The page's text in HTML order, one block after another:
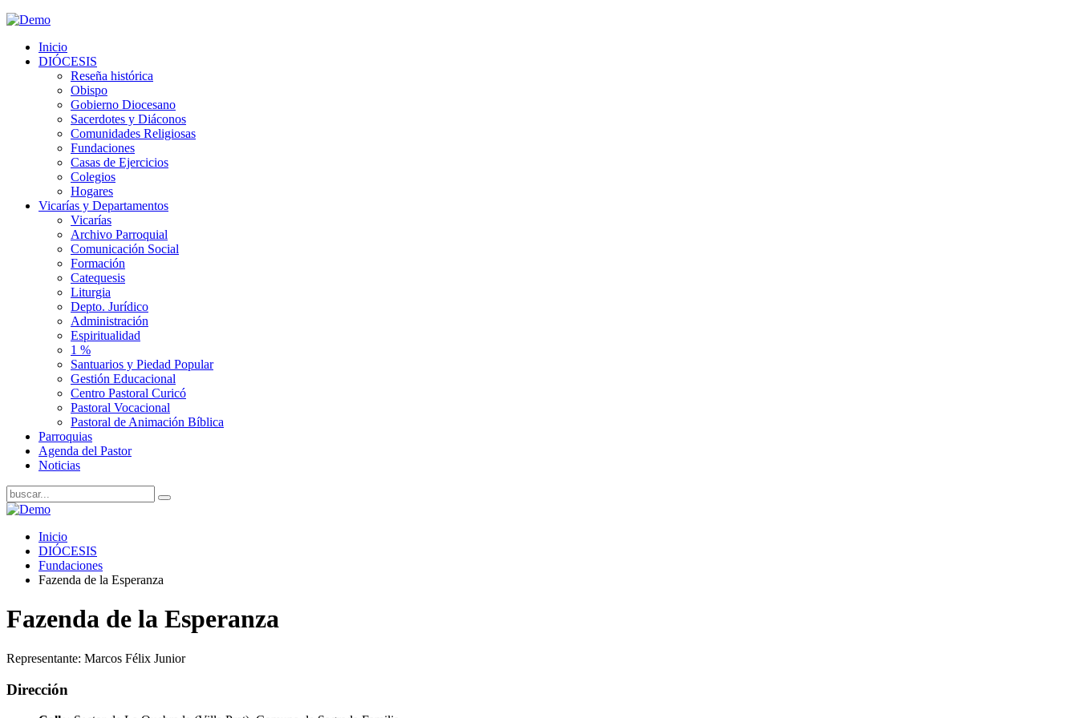
Inicio
DIÓCESIS
Reseña histórica
Obispo
Gobierno Diocesano
Sacerdotes y Diáconos
Comunidades Religiosas
Fundaciones
Casas de Ejercicios
Colegios
Hogares
Vicarías y Departamentos
Vicarías
Archivo Parroquial
Comunicación Social
Formación
Catequesis
Liturgia
Depto. Jurídico
Administración
Espiritualidad
1 %
Santuarios y Piedad Popular
Gestión Educacional
Centro Pastoral Curicó
Pastoral Vocacional
Pastoral de Animación Bíblica
Parroquias
Agenda del Pastor
Noticias
Inicio
DIÓCESIS
Fundaciones
Fazenda de la Esperanza
Fazenda de la Esperanza
Representante: Marcos Félix Junior
Dirección